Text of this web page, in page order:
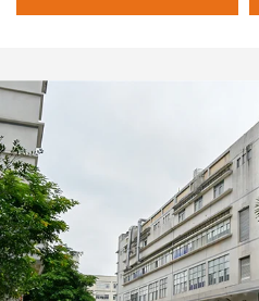
красный цвет 625~630